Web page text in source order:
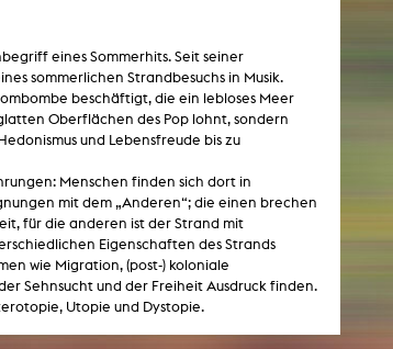
eines Sommerhits. Seit seiner
sommerlichen Strandbesuchs in Musik.
beschäftigt, die ein lebloses Meer
Oberflächen des Pop lohnt, sondern
und Lebensfreude bis zu
Menschen finden sich dort in
mit dem „Anderen“; die einen brechen
für die anderen ist der Strand mit
Eigenschaften des Strands
wie Migration, (post-) koloniale
Sehnsucht und der Freiheit Ausdruck finden.
Utopie und Dystopie.
NEWS
Date
/ Sponsorships
Festival events
Career
Jobs